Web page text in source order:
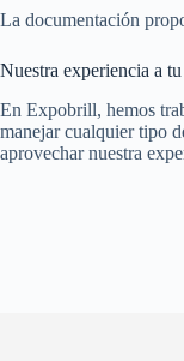
La documentación
Nuestra experiencia a
En Expobrill, hemos
manejar cualquier tipo
aprovechar nuestra